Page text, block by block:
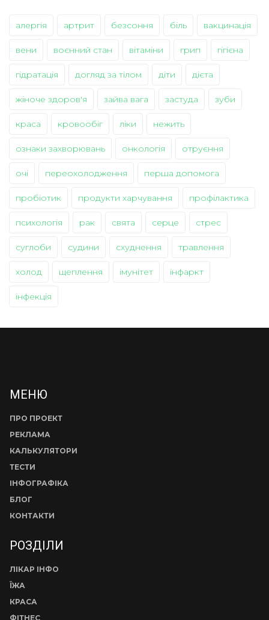
алергія артрит безсоння біль вакцинація
вени воєнний стан вітаміни грип гігієна
гідратація догляд за тілом діти дієта
жіноче здоров'я зайва вага застуда зуби
краса кровообіг ліки нежить
ознаки захворювань онкологія отруєння
очі переохолодження перша допомога
пробіотик продукти харчування профілактика
психологія рак свята серце стрес
суглоби судини схуднення травлення
холод щеплення імунітет інфаркт
інфекція
МЕНЮ
ПРО ПРОЕКТ
РЕКЛАМА
КАЛЬКУЛЯТОРИ
ТЕСТИ
ІНФОГРАФІКА
БЛОГ
КОНТАКТИ
РОЗДІЛИ
ЛІКАР ІНФО
ЇЖА
КРАСА
ФІТНЕС